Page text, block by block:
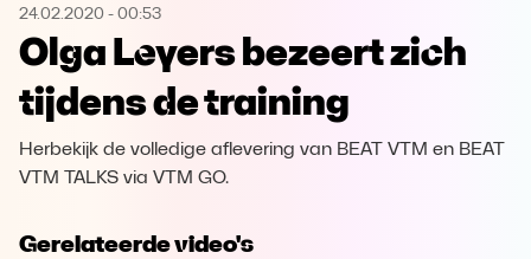
Microsoft Edge Download
Opera
24.02.2020 - 00:53
Olga Leyers bezeert zich
tijdens de training
Herbekijk de volledige aflevering van BEAT VTM en BEAT
VTM TALKS via VTM GO.
Gerelateerde video's